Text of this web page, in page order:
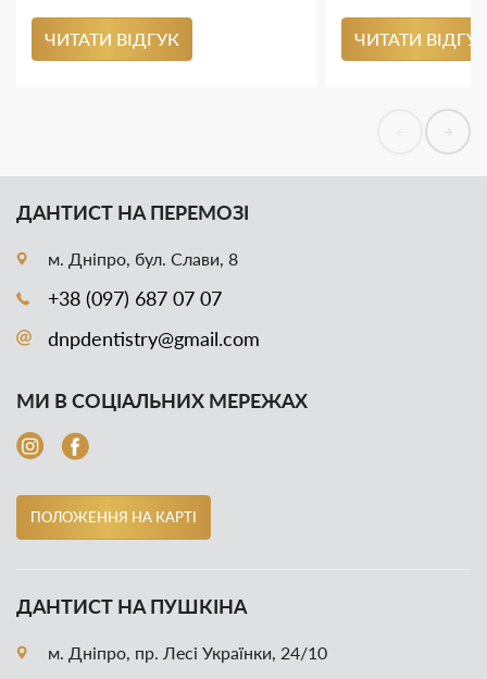
ЧИТАТИ ВІДГУК ЧИТАТИ
ДАНТИСТ НА ПЕРЕМОЗІ
м. Дніпро, бул. Слави, 8
+38 (097) 687 07 07
dnpdentistry@gmail.com
МИ В СОЦІАЛЬНИХ МЕРЕЖАХ
ПОЛОЖЕННЯ НА КАРТІ
ДАНТИСТ НА ПУШКІНА
м. Дніпро, пр. Лесі Українки, 24/10